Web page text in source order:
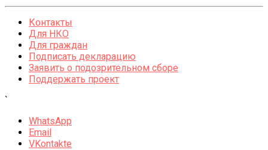
Контакты
Для НКО
Для граждан
Подписать декларацию
Заявить о подозрительном сборе
Поддержать проект
`
WhatsApp
Email
VKontakte